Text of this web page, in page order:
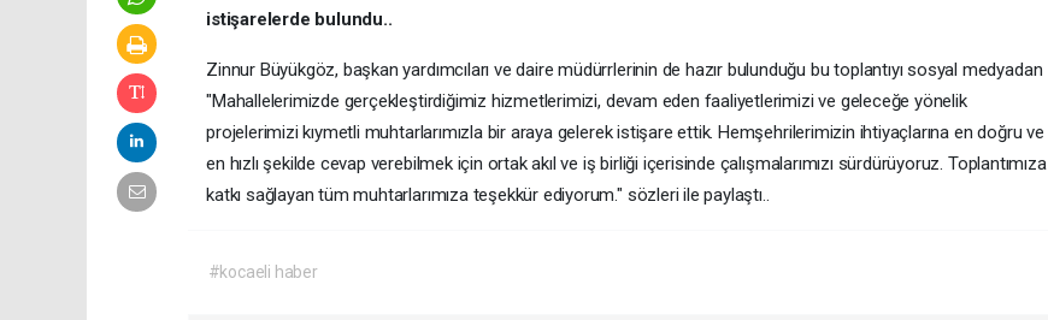
istişarelerde bulundu..
Zinnur Büyükgöz, başkan yardımcıları ve daire müdürrlerinin de hazır bulunduğu bu toplantıyı sosyal medyadan
"Mahallelerimizde gerçekleştirdiğimiz hizmetlerimizi, devam eden faaliyetlerimizi ve geleceğe yönelik
projelerimizi kıymetli muhtarlarımızla bir araya gelerek istişare ettik. Hemşehrilerimizin ihtiyaçlarına en doğru ve
en hızlı şekilde cevap verebilmek için ortak akıl ve iş birliği içerisinde çalışmalarımızı sürdürüyoruz. Toplantımıza
katkı sağlayan tüm muhtarlarımıza teşekkür ediyorum." sözleri ile paylaştı..
#kocaeli haber